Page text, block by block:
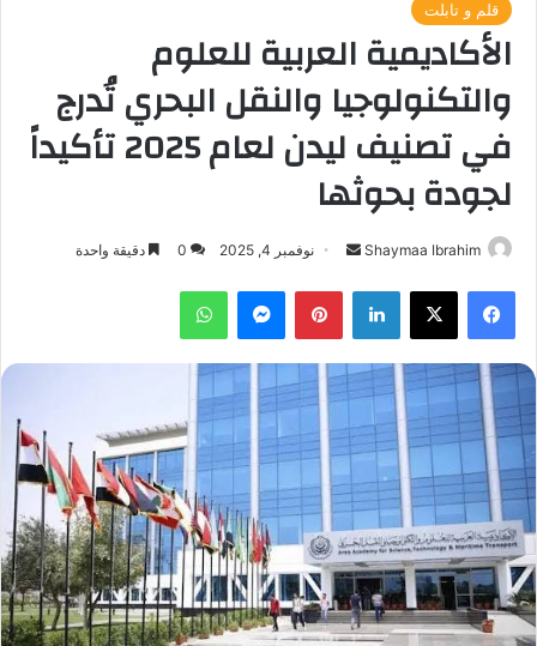
قلم و تابلت
الأكاديمية العربية للعلوم
والتكنولوجيا والنقل البحري تُدرج
في تصنيف ليدن لعام 2025 تأكيداً
لجودة بحوثها
Shaymaa Ibrahim
أرسل
إلكترونيا
نوفمبر 4, 2025 0 دقيقة واحدة
فيسبوك ‫X لينكدإن بينتيريستماسنجر واتساب